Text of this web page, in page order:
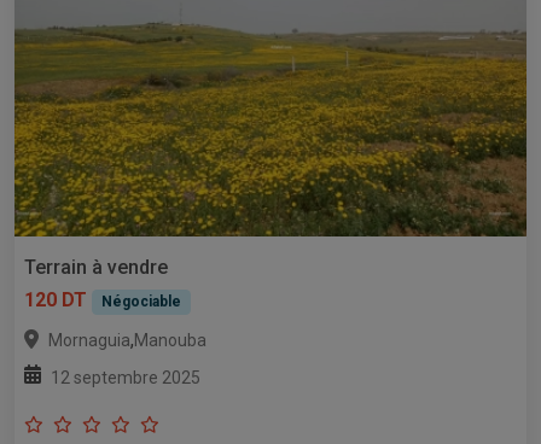
Terrain à vendre
120 DT
Négociable
Mornaguia,Manouba
12 septembre 2025